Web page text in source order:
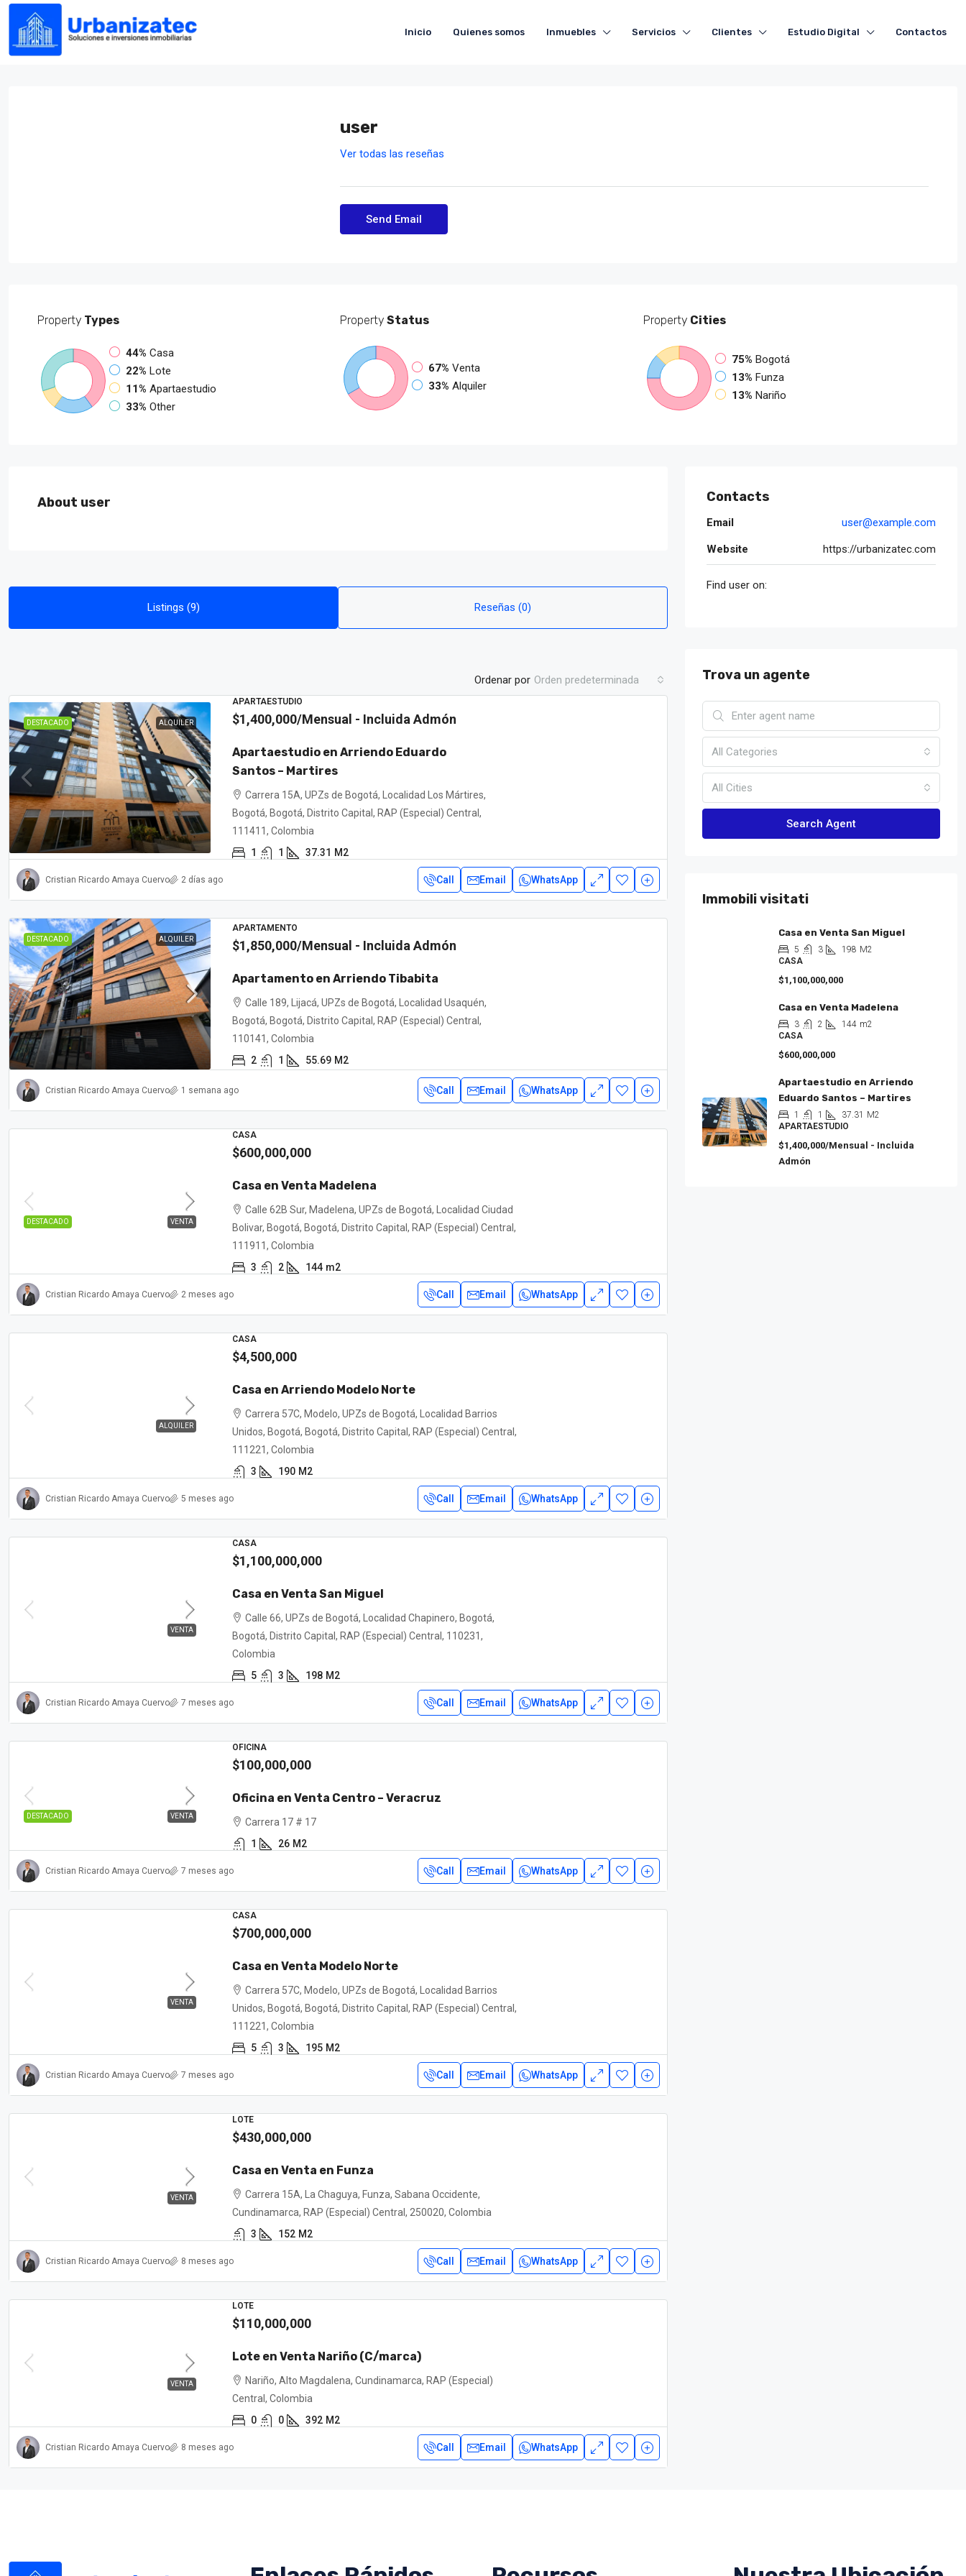
Inicio Quienes somos Inmuebles Servicios Clientes Estudio Digital Contactos
user
Ver todas las reseñas
Send Email
Property Types
44% Casa
22% Lote
11% Apartaestudio
33% Other
Property Status
67% Venta
33% Alquiler
Property Cities
75% Bogotá
13% Funza
13% Nariño
About user
Listings (9) Reseñas (0)
Ordenar por Orden predeterminada
DESTACADO ALQUILER
APARTAESTUDIO
$1,400,000/Mensual - Incluida Admón
Apartaestudio en Arriendo Eduardo
Santos – Martires
Carrera 15A, UPZs de Bogotá, Localidad Los Mártires,
Bogotá, Bogotá, Distrito Capital, RAP (Especial) Central,
111411, Colombia
1
1 37.31 M2
Cristian Ricardo Amaya Cuervo 2 días ago Call Email WhatsApp
DESTACADO ALQUILER
APARTAMENTO
$1,850,000/Mensual - Incluida Admón
Apartamento en Arriendo Tibabita
Calle 189, Lijacá, UPZs de Bogotá, Localidad Usaquén,
Bogotá, Bogotá, Distrito Capital, RAP (Especial) Central,
110141, Colombia
2
1 55.69 M2
Cristian Ricardo Amaya Cuervo 1 semana ago Call Email WhatsApp
DESTACADO VENTA
CASA
$600,000,000
Casa en Venta Madelena
Calle 62B Sur, Madelena, UPZs de Bogotá, Localidad Ciudad
Bolivar, Bogotá, Bogotá, Distrito Capital, RAP (Especial) Central,
111911, Colombia
3
2 144 m2
Cristian Ricardo Amaya Cuervo 2 meses ago Call Email WhatsApp
ALQUILER
CASA
$4,500,000
Casa en Arriendo Modelo Norte
Carrera 57C, Modelo, UPZs de Bogotá, Localidad Barrios
Unidos, Bogotá, Bogotá, Distrito Capital, RAP (Especial) Central,
111221, Colombia
3
190 M2
Cristian Ricardo Amaya Cuervo 5 meses ago Call Email WhatsApp
VENTA
CASA
$1,100,000,000
Casa en Venta San Miguel
Calle 66, UPZs de Bogotá, Localidad Chapinero, Bogotá,
Bogotá, Distrito Capital, RAP (Especial) Central, 110231,
Colombia
5
3 198 M2
Cristian Ricardo Amaya Cuervo 7 meses ago Call Email WhatsApp
DESTACADO VENTA
OFICINA
$100,000,000
Oficina en Venta Centro – Veracruz
Carrera 17 # 17
1
26 M2
Cristian Ricardo Amaya Cuervo 7 meses ago Call Email WhatsApp
VENTA
CASA
$700,000,000
Casa en Venta Modelo Norte
Carrera 57C, Modelo, UPZs de Bogotá, Localidad Barrios
Unidos, Bogotá, Bogotá, Distrito Capital, RAP (Especial) Central,
111221, Colombia
5
3 195 M2
Cristian Ricardo Amaya Cuervo 7 meses ago Call Email WhatsApp
VENTA
LOTE
$430,000,000
Casa en Venta en Funza
Carrera 15A, La Chaguya, Funza, Sabana Occidente,
Cundinamarca, RAP (Especial) Central, 250020, Colombia
3
152 M2
Cristian Ricardo Amaya Cuervo 8 meses ago Call Email WhatsApp
VENTA
LOTE
$110,000,000
Lote en Venta Nariño (C/marca)
Nariño, Alto Magdalena, Cundinamarca, RAP (Especial)
Central, Colombia
0
0 392 M2
Cristian Ricardo Amaya Cuervo 8 meses ago Call Email WhatsApp
Contacts
Email user@example.com
Website https://urbanizatec.com
Find user on:
Trova un agente
All Categories
All Cities
Search Agent
Immobili visitati
Casa en Venta San Miguel
5 3 198 M2
CASA
$1,100,000,000
Casa en Venta Madelena
3 2 144 m2
CASA
$600,000,000
Apartaestudio en Arriendo
Eduardo Santos – Martires
1 1 37.31
M2
APARTAESTUDIO
$1,400,000/Mensual - Incluida
Admón